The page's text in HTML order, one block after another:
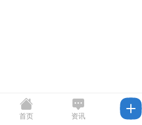
首页 资讯